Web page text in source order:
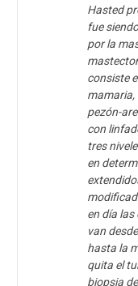
Hasted
fue
por la
consiste
mamaria,
pezón-
con
tres
en
en día
van
hasta la
quita el
biopsia